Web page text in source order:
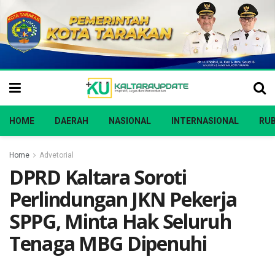
HOME DAERAH NASIONAL INTERNASIONAL
Home Advetorial
DPRD Kaltara Soroti
Perlindungan JKN Pekerja
SPPG, Minta Hak Seluruh
Tenaga MBG Dipenuhi